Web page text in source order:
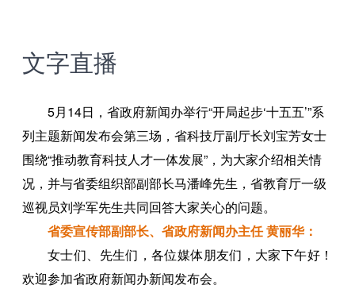
文字直播
5月14日， 省政府新闻办举行“开局起步‘十五五’”系
列主题新闻发布会第三场， 省科技厅副厅长刘宝芳女士
围绕“推动教育科技人才一体发展”，为大家介绍相关情
况，并与省委组织部副部长马潘峰先生，省教育厅一级
巡视员刘学军先生共同回答大家关心的问题。
省委宣传部副部长、省政府新闻办主任 黄丽华：
女士们、先生们，各位媒体朋友们，大家下午好！
欢迎参加省政府新闻办新闻发布会。